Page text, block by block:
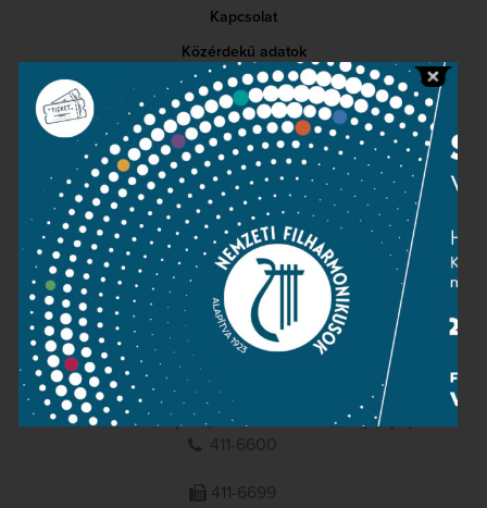
Kapcsolat
Közérdekű adatok
Sajtószoba
Adatvédelem
Impresszum
NEMZETI
FILHARMONIKUSOK
1095 Budapest, Komor Marcell u. 1. (Müpa)
411-6600
411-6699